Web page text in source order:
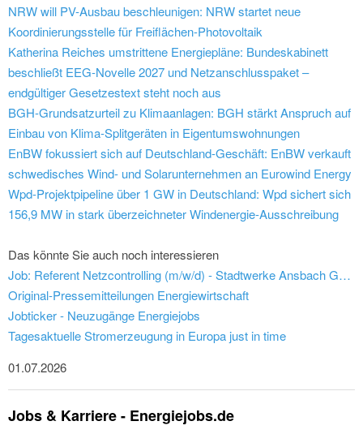
NRW will PV-Ausbau beschleunigen: NRW startet neue
Koordinierungsstelle für Freiflächen-Photovoltaik
Katherina Reiches umstrittene Energiepläne: Bundeskabinett
beschließt EEG-Novelle 2027 und Netzanschlusspaket –
endgültiger Gesetzestext steht noch aus
BGH-Grundsatzurteil zu Klimaanlagen: BGH stärkt Anspruch auf
Einbau von Klima-Splitgeräten in Eigentumswohnungen
EnBW fokussiert sich auf Deutschland-Geschäft: EnBW verkauft
schwedisches Wind- und Solarunternehmen an Eurowind Energy
Wpd-Projektpipeline über 1 GW in Deutschland: Wpd sichert sich
156,9 MW in stark überzeichneter Windenergie-Ausschreibung
Das könnte Sie auch noch interessieren
Job: Referent Netzcontrolling (m/w/d) - Stadtwerke Ansbach GmbH
Original-Pressemitteilungen Energiewirtschaft
Jobticker - Neuzugänge Energiejobs
Tagesaktuelle Stromerzeugung in Europa just in time
01.07.2026
Jobs & Karriere - Energiejobs.de